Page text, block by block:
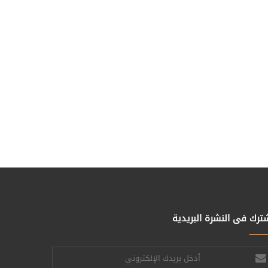
فى النشرة البريدية
أدخل
بريدك